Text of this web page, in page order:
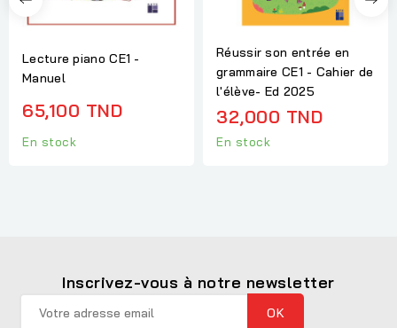
Lecture piano CE1 -
Manuel
65,100 TND
En stock
Réussir son entrée en
grammaire CE1 - Cahier de
l'élève- Ed 2025
32,000 TND
En stock
Inscrivez-vous à notre newsletter